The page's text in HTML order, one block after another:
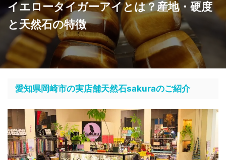
イエロータイガーアイとは？産地・硬度
と天然石の特徴
愛知県岡崎市の実店舗天然石sakuraのご紹介